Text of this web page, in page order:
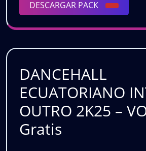
|
LOS
MÁS
PRENDIDOS
🔥
GRATIS
DESCARGAR PACK
PACK
DANCEHALL
ECUATORIANO
OUTRO 2K25 –
Gratis